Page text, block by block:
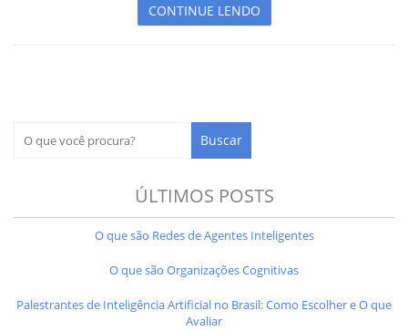
CONTINUE LENDO
ÚLTIMOS POSTS
O que são Redes de Agentes Inteligentes
O que são Organizações Cognitivas
Palestrantes de Inteligência Artificial no Brasil: Como Escolher e O que
Avaliar